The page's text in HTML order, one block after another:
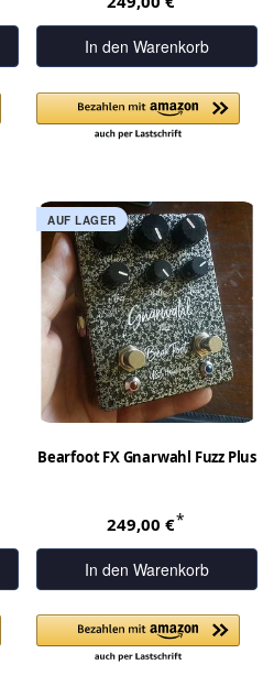
In den Warenkorb
AUF LAGER
Bearfoot FX Gnarwahl Fuzz Plus
249,00 €*
In den Warenkorb